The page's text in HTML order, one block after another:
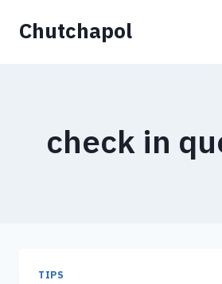
Chutchapol
check in
TIPS